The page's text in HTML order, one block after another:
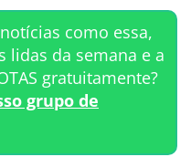
como essa,
lidas da semana e a
gratuitamente?
grupo de